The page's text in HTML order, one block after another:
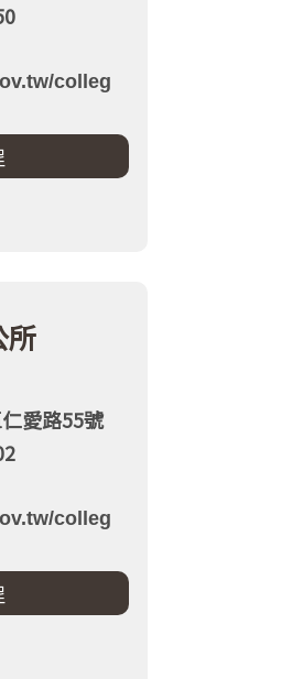
colleg
所
愛路55號
colleg